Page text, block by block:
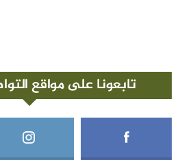
تابعونا على مواقع